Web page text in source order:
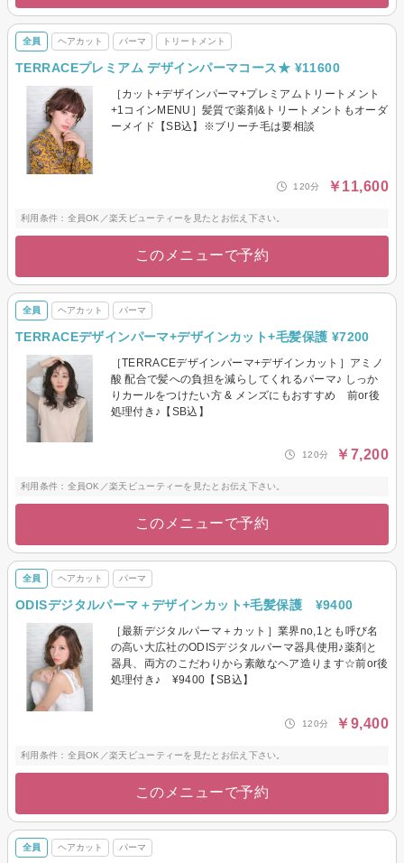
全員 ヘアカット パーマ トリートメント
TERRACEプレミアム デザインパーマコース★ ¥11600
［カット+デザインパーマ+プレミアムトリートメント
+1コインMENU］髪質で薬剤&トリートメントもオーダ
ーメイド【SB込】※ブリーチ毛は要相談
120分 ￥11,600
利用条件：全員OK／楽天ビューティーを見たとお伝え下さい。
このメニューで予約
全員 ヘアカット パーマ
TERRACEデザインパーマ+デザインカット+毛髪保護 ¥7200
［TERRACEデザインパーマ+デザインカット］アミノ
酸 配合で髪への負担を減らしてくれるパーマ♪ しっか
りカールをつけたい方 & メンズにもおすすめ 前or後
処理付き♪【SB込】
120分 ￥7,200
利用条件：全員OK／楽天ビューティーを見たとお伝え下さい。
このメニューで予約
全員 ヘアカット パーマ
ODISデジタルパーマ＋デザインカット+毛髪保護 ¥9400
［最新デジタルパーマ＋カット］業界no,1とも呼び名
の高い大広社のODISデジタルパーマ器具使用♪薬剤と
器具、両方のこだわりから素敵なヘア造ります☆前or後
処理付き♪ ¥9400【SB込】
120分 ￥9,400
利用条件：全員OK／楽天ビューティーを見たとお伝え下さい。
このメニューで予約
全員 ヘアカット パーマ